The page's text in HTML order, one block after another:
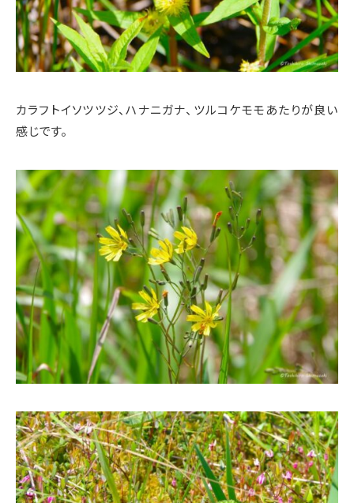
カラフトイソツツジ、ハナニガナ、ツルコケモモあたりが良い
感じです。